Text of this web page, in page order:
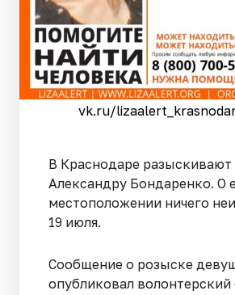
vk.ru/
В Краснодаре
Александру Бондаренко. О
местоположении ничего
19 июля.
Сообщение о розыске
опубликовал волонтерский